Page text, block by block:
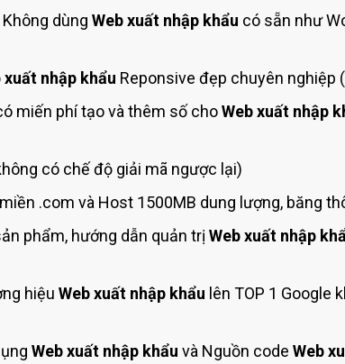
dùng Web xuất nhập khẩu có sẵn như
xuất nhập khẩu Reponsive đẹp chuyên nghiệp
miến phí tạo và thêm số choWeb xuất nhập
có chế độ giải mã ngược lại)
.com và Host 1500MB dung lượng, băng
phẩm, hướng dẫn quản trị Web xuất nhập
hiệu Web xuất nhập khẩu lên TOP 1 Google
Web xuất nhập khẩu và Nguồn code Web